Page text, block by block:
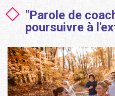
"Parole de
poursuivre à